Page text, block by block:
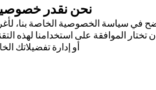
نحن نقدر
في سياسة الخصوصية الخاصة بنا،
الموافقة على استخدامنا لهذه
أو إدارة تفضيلاتك